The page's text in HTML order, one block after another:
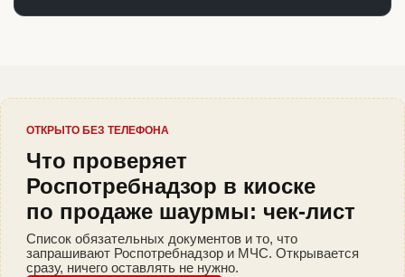
ОТКРЫТО БЕЗ ТЕЛЕФОНА
Что проверяет
Роспотребнадзор в киоске
по продаже шаурмы: чек-лист
Список обязательных документов и то, что
запрашивают Роспотребнадзор и МЧС. Открывается
сразу, ничего оставлять не нужно.